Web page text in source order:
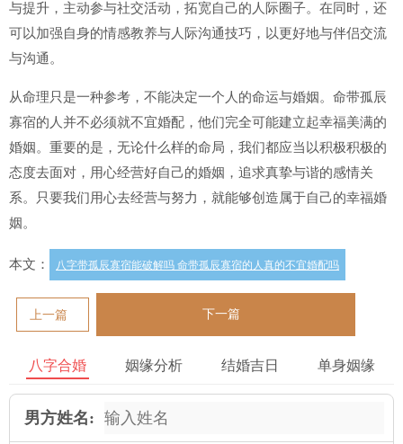
与提升，主动参与社交活动，拓宽自己的人际圈子。在同时，还
可以加强自身的情感教养与人际沟通技巧，以更好地与伴侣交流
与沟通。
从命理只是一种参考，不能决定一个人的命运与婚姻。命带孤辰
寡宿的人并不必须就不宜婚配，他们完全可能建立起幸福美满的
婚姻。重要的是，无论什么样的命局，我们都应当以积极积极的
态度去面对，用心经营好自己的婚姻，追求真挚与谐的感情关
系。只要我们用心去经营与努力，就能够创造属于自己的幸福婚
姻。
本文： 八字带孤辰寡宿能破解吗 命带孤辰寡宿的人真的不宜婚配吗
上一篇 下一篇
八字合婚 姻缘分析 结婚吉日 单身姻缘
男方姓名: